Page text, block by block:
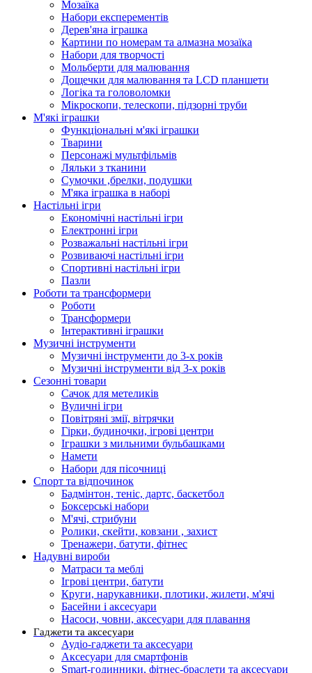
Мозаїка
Набори експерементів
Дерев'яна іграшка
Картини по номерам та алмазна мозаїка
Набори для творчості
Мольберти для малювання
Дощечки для малювання та LCD планшети
Логіка та головоломки
Мікроскопи, телескопи, підзорні труби
М'які іграшки
Функціональні м'які іграшки
Тварини
Персонажі мультфільмів
Ляльки з тканини
Сумочки ,брелки, подушки
М'яка іграшка в наборі
Настільні ігри
Економічні настільні ігри
Електронні ігри
Розважальні настільні ігри
Розвиваючі настільні ігри
Спортивні настільні ігри
Пазли
Роботи та трансформери
Роботи
Трансформери
Інтерактивні іграшки
Музичні інструменти
Музичні інструменти до 3-х років
Музичні інструменти від 3-х років
Сезонні товари
Сачок для метеликів
Вуличні ігри
Повітряні змії, вітрячки
Гірки, будиночки, ігрові центри
Іграшки з мильними бульбашками
Намети
Набори для пісочниці
Спорт та відпочинок
Бадмінтон, теніс, дартс, баскетбол
Боксерські набори
М'ячі, стрибуни
Ролики, скейти, ковзани , захист
Тренажери, батути, фітнес
Надувні вироби
Матраси та меблі
Ігрові центри, батути
Круги, нарукавники, плотики, жилети, м'ячі
Басейни і аксесуари
Насоси, човни, аксесуари для плавання
Гаджети та аксесуари
Аудіо-гаджети та аксесуари
Аксесуари для смартфонів
Smart-годинники, фітнес-браслети та аксесуари